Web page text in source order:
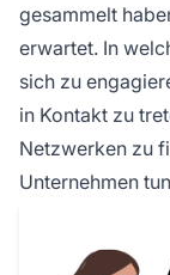
gesammelt
erwartet. In
sich zu
in Kontakt zu
Netzwerken zu
Unternehmen